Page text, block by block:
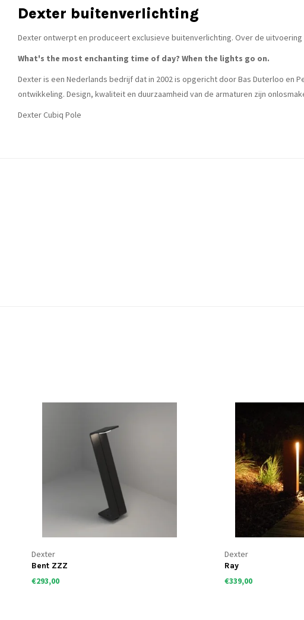
Dexter buitenverlichting
Dexter ontwerpt en produceert exclusieve buitenverlichting. Over de
What's the most enchanting time of day? When the lights go on.
Dexter is een Nederlands bedrijf dat in 2002 is opgericht door Bas Duterloo en
ontwikkeling. Design, kwaliteit en duurzaamheid van de armaturen zijn
Dexter Cubiq Pole
Dexter
Bent ZZZ
€293,00
Dexter
Ray
€339,00